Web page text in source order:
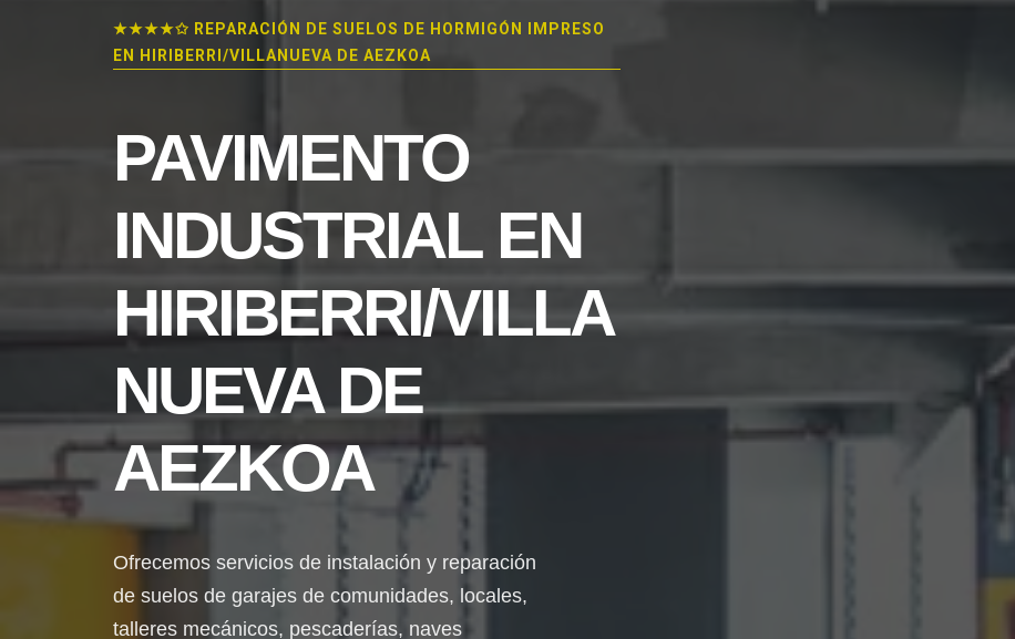
★★★★✩ REPARACIÓN DE SUELOS DE HORMIGÓN IMPRESO
EN HIRIBERRI/VILLANUEVA DE AEZKOA
PAVIMENTO
INDUSTRIAL EN
HIRIBERRI/VILLA
NUEVA DE
AEZKOA
Ofrecemos servicios de instalación y reparación
de suelos de garajes de comunidades, locales,
talleres mecánicos, pescaderías, naves